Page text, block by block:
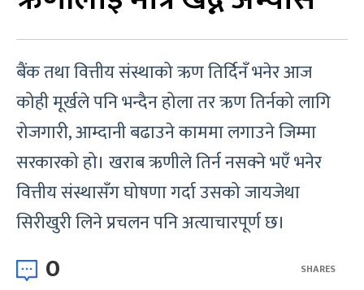
बैंक तथा वित्तीय संस्थाको ऋण तिर्दिनँ भनेर आज
कोही मूर्खले पनि भन्दैन होला तर ऋण तिर्नको लागि
रोजगारी, आम्दानी बढाउने काममा लगाउने जिम्मा
सरकारको हो। खराब ऋणीले तिर्न नसक्ने भएँ भनेर
वित्तीय संस्थासँग घोषणा गर्दा उसको जायजेथा
सिरीखुरी लिने प्रचलन पनि अत्याचारपूर्ण छ।
0 SHARES